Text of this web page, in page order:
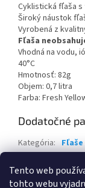
Tento web
tohto webu
Cyklistická fľaša s
Široký náustok
Vyrobená z
Fľaša
Vhodná na vodu,
40°C
Hmotnosť: 82g
Objem: 0,7 litra
Farba: Fresh
Dodatočné
Kategória:
EAN: